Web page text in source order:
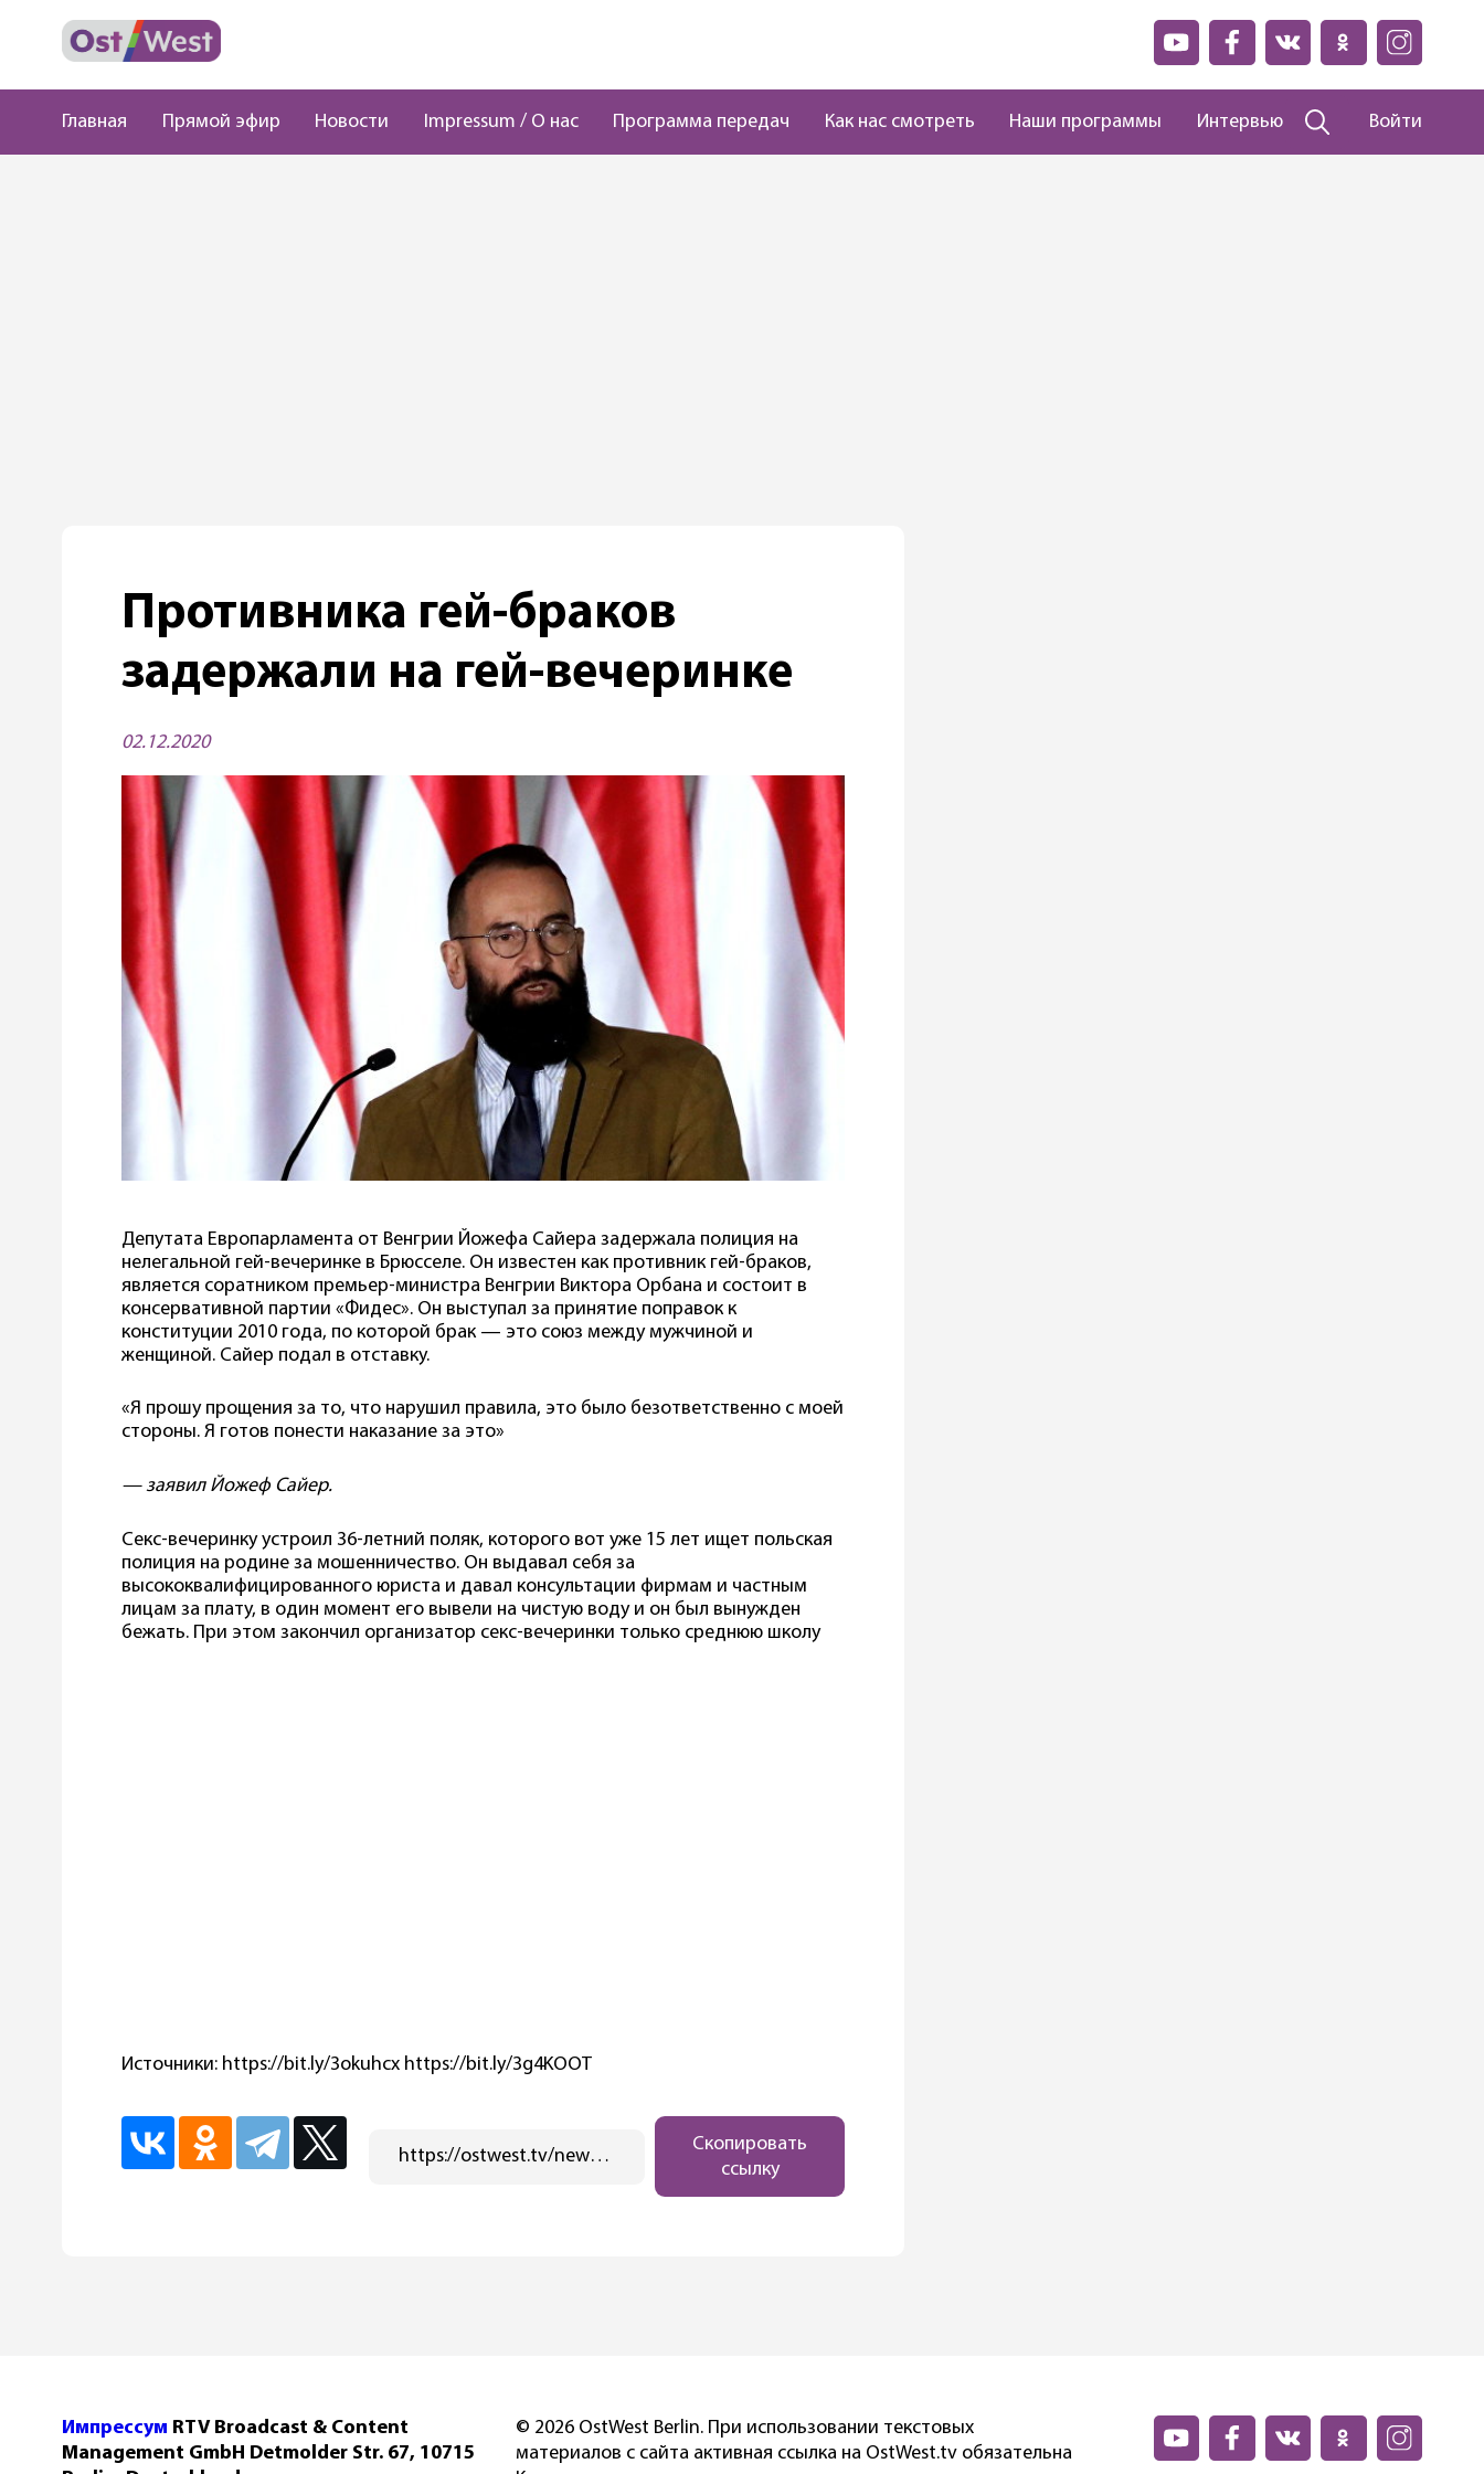
Главная Прямой эфир Новости Impressum / О нас Программа передач Как нас смотреть Наши программы Интервью Войти
Противника гей-браков
задержали на гей-вечеринке
02.12.2020
Депутата Европарламента от Венгрии Йожефа Сайера задержала полиция на
нелегальной гей-вечеринке в Брюсселе. Он известен как противник гей-браков,
является соратником премьер-министра Венгрии Виктора Орбана и состоит в
консервативной партии «Фидес». Он выступал за принятие поправок к
конституции 2010 года, по которой брак — это союз между мужчиной и
женщиной. Сайер подал в отставку.
«Я прошу прощения за то, что нарушил правила, это было безответственно с моей
стороны. Я готов понести наказание за это»
— заявил Йожеф Сайер.
Секс-вечеринку устроил 36-летний поляк, которого вот уже 15 лет ищет польская
полиция на родине за мошенничество. Он выдавал себя за
высококвалифицированного юриста и давал консультации фирмам и частным
лицам за плату, в один момент его вывели на чистую воду и он был вынужден
бежать. При этом закончил организатор секс-вечеринки только среднюю школу
Источники: https://bit.ly/3okuhcx https://bit.ly/3g4KOOT
https://ostwest.tv/news/protivnika-gej-brakov-zaderzhali-na-gej-vecherinke/
Скопировать
ссылку
Импрессум RTV Broadcast & Content
Management GmbH Detmolder Str. 67, 10715
© 2026 OstWest Berlin. При использовании текстовых
материалов с сайта активная ссылка на OstWest.tv обязательна